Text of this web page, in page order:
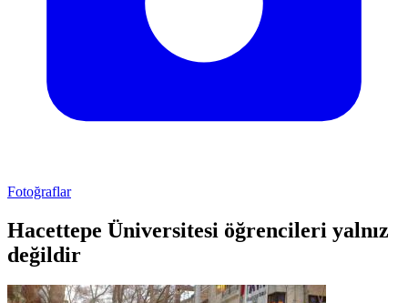
Fotoğraflar
Hacettepe Üniversitesi öğrencileri yalnız
değildir